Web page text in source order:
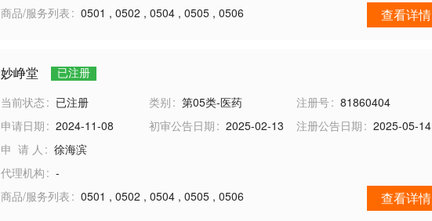
商品/服务列表
0501 , 0502 , 0504 , 0505 , 0506 查看详情
妙峥堂 已注册
当前状态 已注册 类别 第05类-医药 注册号
81860404
申请日期
2024-11-08 初审公告日期 2025-02-13 注册公告日期
2025-05-14
申 请 人
徐海滨
代理机构
-
商品/服务列表
0501 , 0502 , 0504 , 0505 , 0506 查看详情